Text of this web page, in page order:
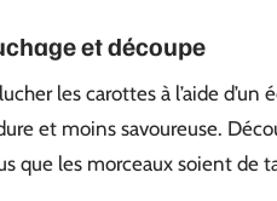
et découpe
les carottes à l’aide
et moins savoureuse.
que les morceaux soient de